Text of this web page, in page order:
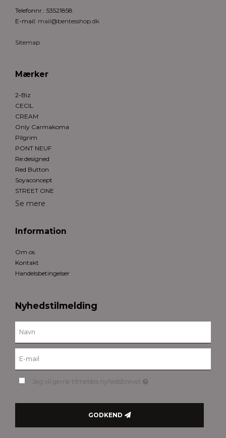
Telefonnr.: 53521858
E-mail: mail@bentesshop.dk
Sitemap
Mærker
2-Biz
CECIL
CREAM
Only Carmakoma
Pilgrim
PONT NEUF
Re:designed
Red Button
Soyaconcept
STREET ONE
Se mere
Information
Om os
Kontakt
Handelsbetingelser
Nyhedstilmelding
Jeg vil gerne tilmeldes nyhedsbrevet
GODKEND